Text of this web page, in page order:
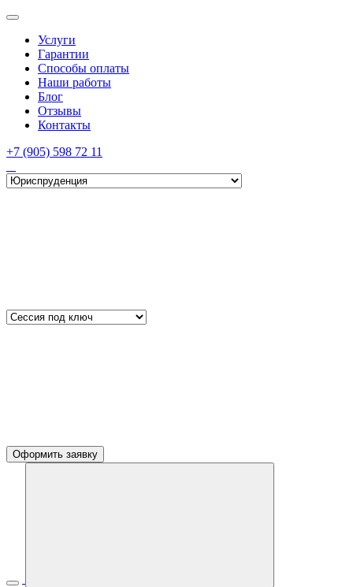
Услуги
Гарантии
Способы оплаты
Наши работы
Блог
Отзывы
Контакты
+7 (905) 598 72 11
Оформить заявку